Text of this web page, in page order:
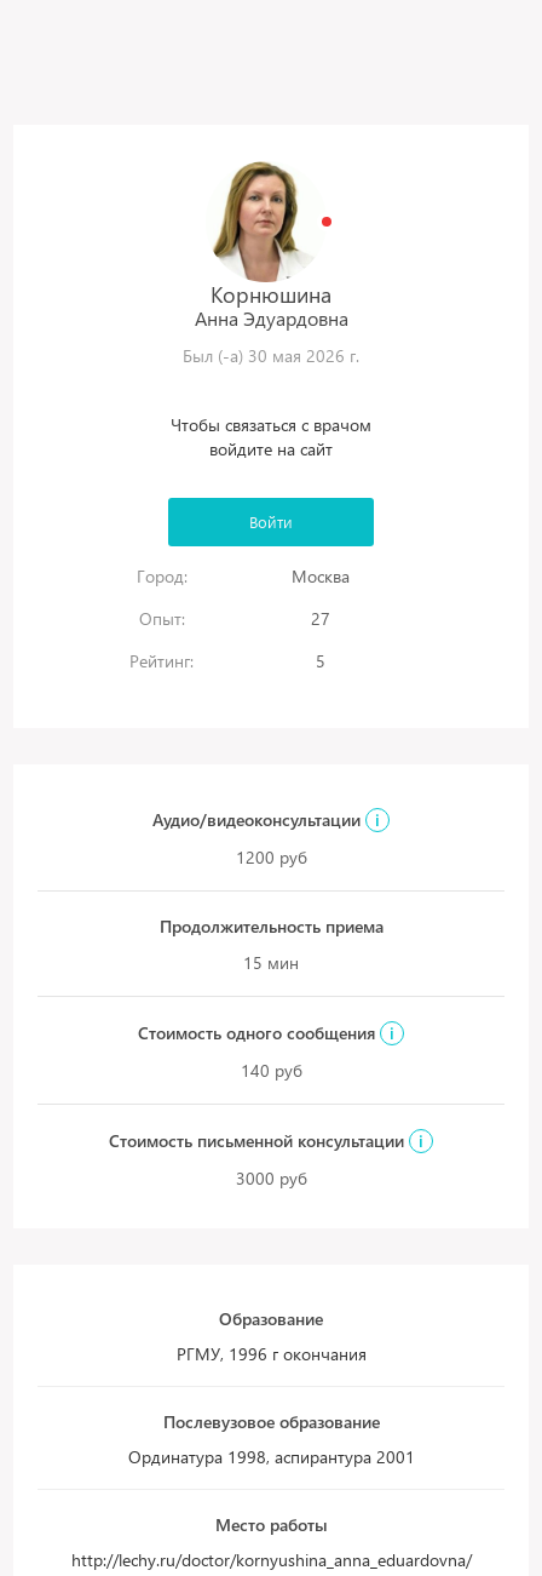
Корнюшина
Анна Эдуардовна
Был (-а) 30 мая 2026 г.
Чтобы связаться с врачом
войдите на сайт
Войти
Город:
Москва
Опыт:
27
Рейтинг:
5
Аудио/видеоконсультации
i
1200 руб
Продолжительность приема
15 мин
Стоимость одного сообщения
i
140 руб
Стоимость письменной консультации
i
3000 руб
Образование
РГМУ, 1996 г окончания
Послевузовое образование
Ординатура 1998, аспирантура 2001
Место работы
http://lechy.ru/doctor/kornyushina_anna_eduardovna/